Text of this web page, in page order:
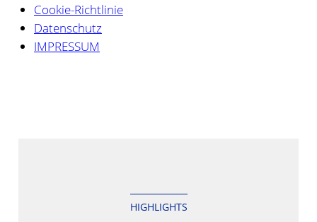
Cookie-Richtlinie
Datenschutz
IMPRESSUM
HIGHLIGHTS